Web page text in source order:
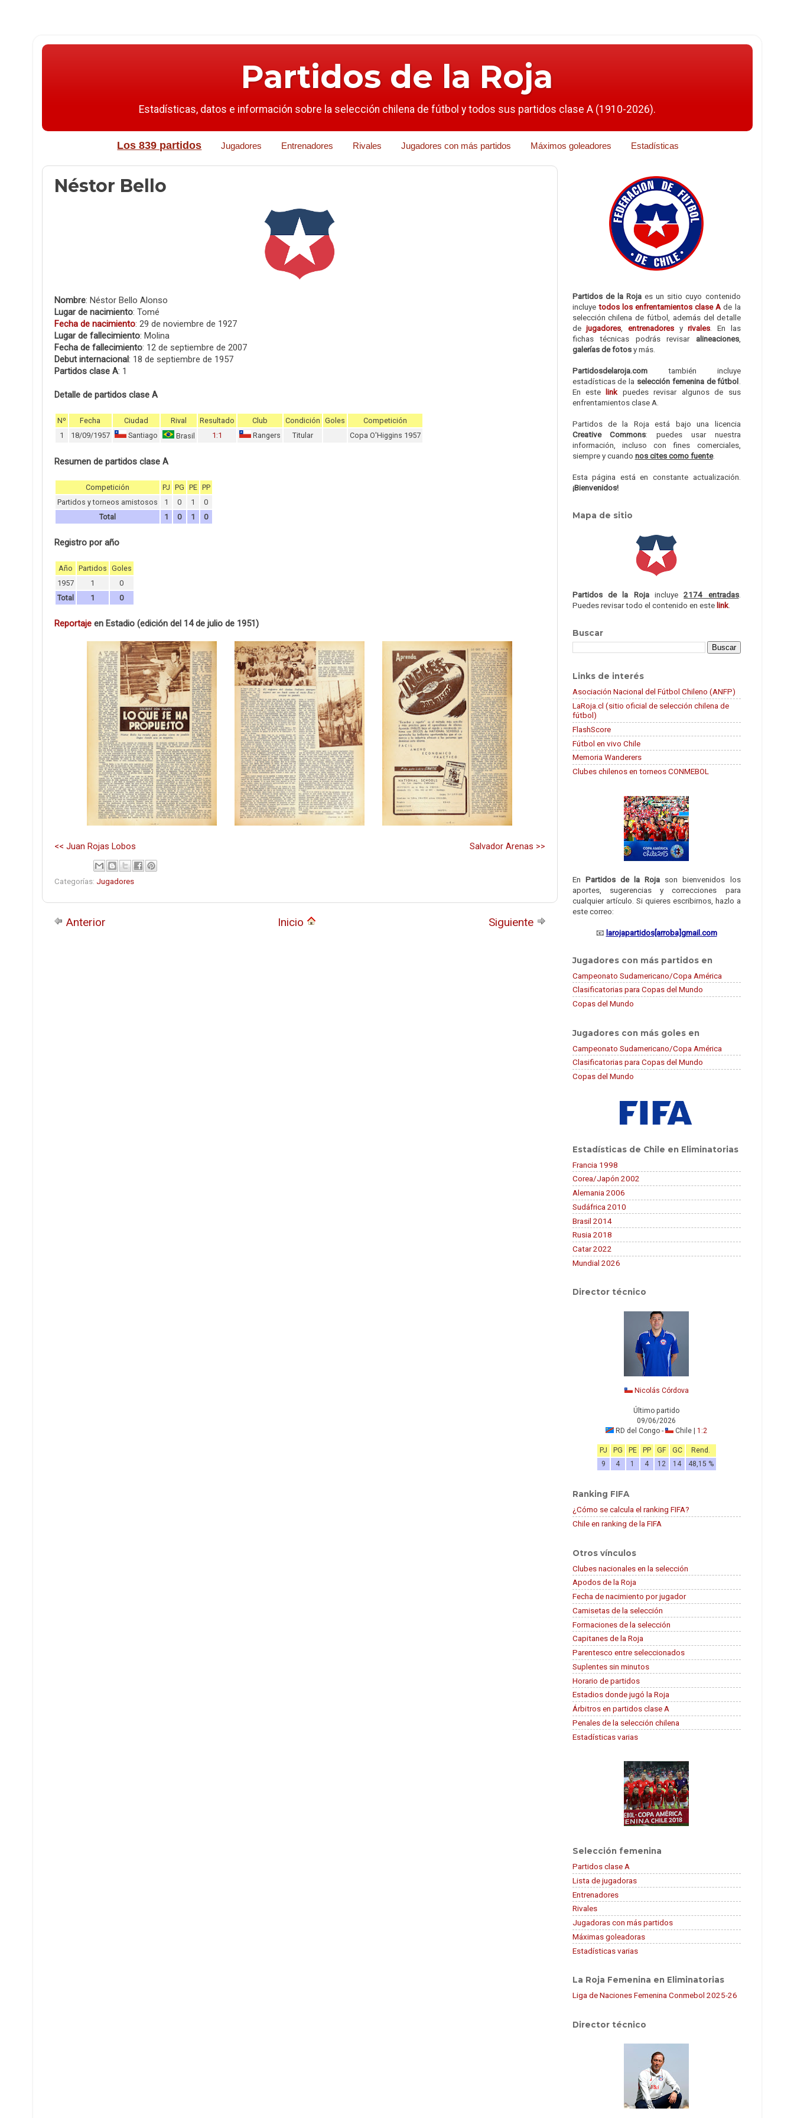
Partidos de la Roja
Estadísticas, datos e información sobre la selección chilena de fútbol y todos sus partidos clase A (1910-2026).
Los 839 partidos Jugadores Entrenadores Rivales Jugadores con más partidos Máximos goleadores Estadísticas
Néstor Bello
Nombre: Néstor Bello Alonso
Lugar de nacimiento: Tomé
Fecha de nacimiento: 29 de noviembre de 1927
Lugar de fallecimiento: Molina
Fecha de fallecimiento: 12 de septiembre de 2007
Debut internacional: 18 de septiembre de 1957
Partidos clase A: 1
Detalle de partidos clase A
Nº Fecha Ciudad Rival Resultado Club Condición Goles
Competición
1
18/09/1957 Santiago Brasil 1:1 Rangers Titular Copa O'Higgins 1957
Resumen de partidos clase A
Competición PJ PG PE PP
Partidos y torneos amistosos
1 0 1
0
Total
1 0 1 0
Registro por año
Año Partidos Goles
1957
1
0
Total
1 0
Reportajeen Estadio (edición del 14 de julio de 1951)
Salvador Arenas >>
<< Juan Rojas Lobos
Categorías: Jugadores
Siguiente
Anterior Inicio
Partidos de la Rojaes un sitio cuyo contenido
incluye todos los enfrentamientos clase A de la
selección chilena de fútbol, además del detalle
dejugadores entrenadoresyrivales . En las
fichas técnicas podrás revisar alineaciones,
galerías de fotosy más.
Partidosdelaroja.comtambién incluye
estadísticas de la selección femenina de fútbol
En este link puedes revisar algunos de sus
enfrentamientos clase A.
Partidos de la Roja está bajo una licencia
Creative Commons: puedes usar nuestra
información, incluso con fines comerciales,
siempre y cuando nos cites como fuente.
Esta página está en constante actualización.
¡Bienvenidos!
Mapa de sitio
Partidos de la Rojaincluye2174 entradas.
Puedes revisar todo el contenido en estelink.
Buscar
Links de interés
Asociación Nacional del Fútbol Chileno (ANFP)
LaRoja.cl (sitio oficial de selección chilena de
fútbol)
FlashScore
Fútbol en vivo Chile
Memoria Wanderers
Clubes chilenos en torneos CONMEBOL
En Partidos de la Roja son bienvenidos los
aportes, sugerencias y correcciones para
cualquier artículo. Si quieres escribirnos, hazlo a
este correo:
📧 larojapartidos[arroba]gmail.com
Jugadores con más partidos en
Campeonato Sudamericano/Copa América
Clasificatorias para Copas del Mundo
Copas del Mundo
Jugadores con más goles en
Campeonato Sudamericano/Copa América
Clasificatorias para Copas del Mundo
Copas del Mundo
Estadísticas de Chile en Eliminatorias
Francia 1998
Corea/Japón 2002
Alemania 2006
Sudáfrica 2010
Brasil 2014
Rusia 2018
Catar 2022
Mundial 2026
Director técnico
Nicolás Córdova
Último partido
09/06/2026
RD del Congo -
Chile | 1:2
PJ PG PE PP GF GC
Rend.
9
4 1 4 12 14 48,15 %
Ranking FIFA
¿Cómo se calcula el ranking FIFA?
Chile en ranking de la FIFA
Otros vínculos
Clubes nacionales en la selección
Apodos de la Roja
Fecha de nacimiento por jugador
Camisetas de la selección
Formaciones de la selección
Capitanes de la Roja
Parentesco entre seleccionados
Suplentes sin minutos
Horario de partidos
Estadios donde jugó la Roja
Árbitros en partidos clase A
Penales de la selección chilena
Estadísticas varias
Selección femenina
Partidos clase A
Lista de jugadoras
Entrenadores
Rivales
Jugadoras con más partidos
Máximas goleadoras
Estadísticas varias
La Roja Femenina en Eliminatorias
Liga de Naciones Femenina Conmebol 2025-26
Director técnico